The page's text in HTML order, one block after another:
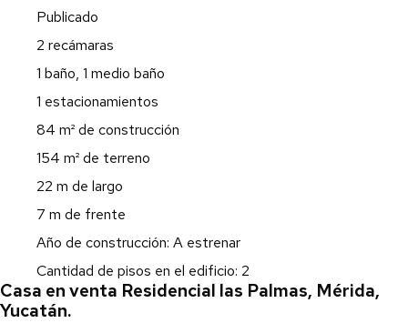
Publicado
2 recámaras
1 baño, 1 medio baño
1 estacionamientos
84 m² de construcción
154 m² de terreno
22 m de largo
7 m de frente
Año de construcción: A estrenar
Cantidad de pisos en el edificio: 2
Casa en venta Residencial las Palmas, Mérida,
Yucatán.